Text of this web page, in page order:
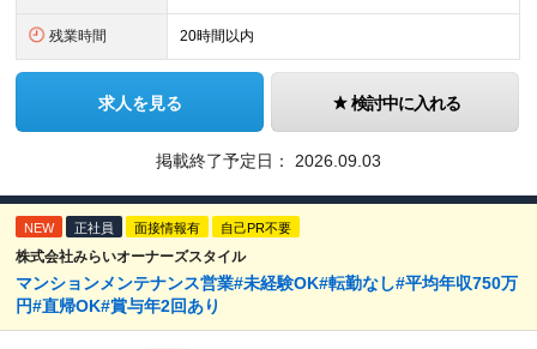
残業時間 20時間以内
求人を見る 検討中に入れる
掲載終了予定日： 2026.09.03
NEW 正社員 面接情報有 自己PR不要
株式会社みらいオーナーズスタイル
マンションメンテナンス営業#未経験OK#転勤なし#平均年収750万
円#直帰OK#賞与年2回あり